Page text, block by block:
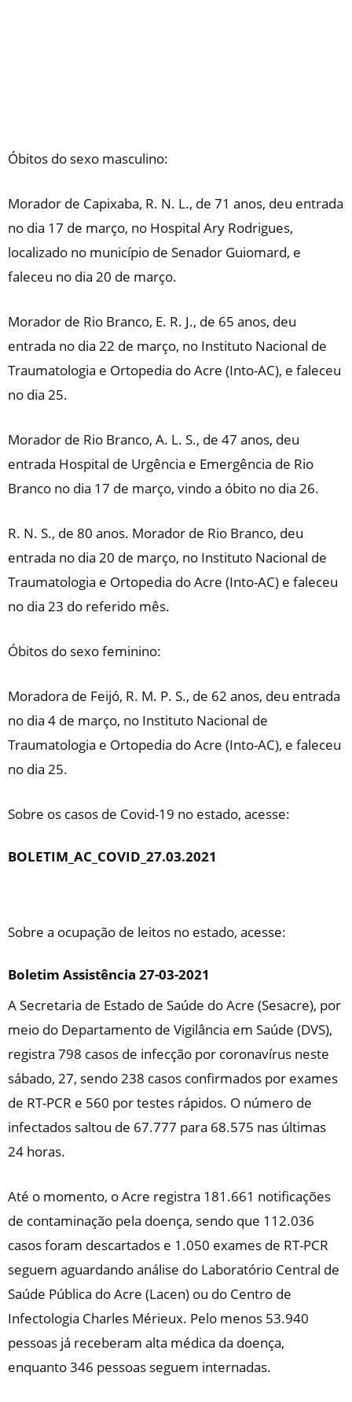
Óbitos do sexo masculino:
Morador de Capixaba, R. N. L., de 71 anos, deu entrada
no dia 17 de março, no Hospital Ary Rodrigues,
localizado no município de Senador Guiomard, e
faleceu no dia 20 de março.
Morador de Rio Branco, E. R. J., de 65 anos, deu
entrada no dia 22 de março, no Instituto Nacional de
Traumatologia e Ortopedia do Acre (Into-AC), e faleceu
no dia 25.
Morador de Rio Branco, A. L. S., de 47 anos, deu
entrada Hospital de Urgência e Emergência de Rio
Branco no dia 17 de março, vindo a óbito no dia 26.
R. N. S., de 80 anos. Morador de Rio Branco, deu
entrada no dia 20 de março, no Instituto Nacional de
Traumatologia e Ortopedia do Acre (Into-AC) e faleceu
no dia 23 do referido mês.
Óbitos do sexo feminino:
Moradora de Feijó, R. M. P. S., de 62 anos, deu entrada
no dia 4 de março, no Instituto Nacional de
Traumatologia e Ortopedia do Acre (Into-AC), e faleceu
no dia 25.
Sobre os casos de Covid-19 no estado, acesse:
BOLETIM_AC_COVID_27.03.2021
Sobre a ocupação de leitos no estado, acesse:
Boletim Assistência 27-03-2021
A Secretaria de Estado de Saúde do Acre (Sesacre), por
meio do Departamento de Vigilância em Saúde (DVS),
registra 798 casos de infecção por coronavírus neste
sábado, 27, sendo 238 casos confirmados por exames
de RT-PCR e 560 por testes rápidos. O número de
infectados saltou de 67.777 para 68.575 nas últimas
24 horas.
Até o momento, o Acre registra 181.661 notificações
de contaminação pela doença, sendo que 112.036
casos foram descartados e 1.050 exames de RT-PCR
seguem aguardando análise do Laboratório Central de
Saúde Pública do Acre (Lacen) ou do Centro de
Infectologia Charles Mérieux. Pelo menos 53.940
pessoas já receberam alta médica da doença,
enquanto 346 pessoas seguem internadas.